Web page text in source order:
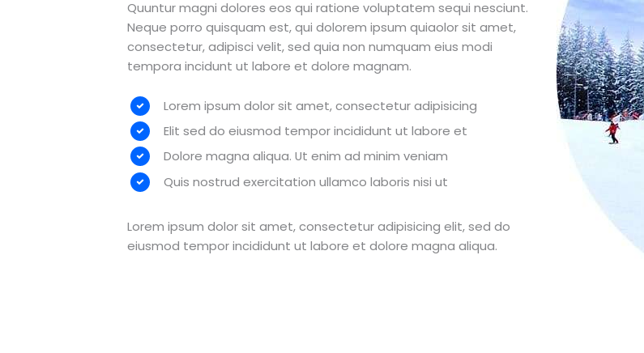
Quuntur magni dolores eos qui ratione voluptatem sequi nesciunt.
Neque porro quisquam est, qui dolorem ipsum quiaolor sit amet,
consectetur, adipisci velit, sed quia non numquam eius modi
tempora incidunt ut labore et dolore magnam.
Lorem ipsum dolor sit amet, consectetur adipisicing
Elit sed do eiusmod tempor incididunt ut labore et
Dolore magna aliqua. Ut enim ad minim veniam
Quis nostrud exercitation ullamco laboris nisi ut
Lorem ipsum dolor sit amet, consectetur adipisicing elit, sed do
eiusmod tempor incididunt ut labore et dolore magna aliqua.